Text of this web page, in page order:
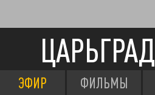
ЦАРЬГРАД
ЭФИР ФИЛЬМЫ